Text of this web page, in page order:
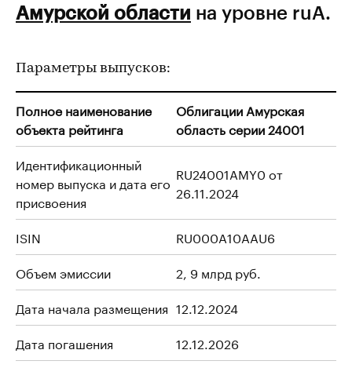
Амурской области на уровне ruA.
Параметры выпусков:
Полное наименование
объекта рейтинга
Облигации Амурская
область серии 24001
Идентификационный
номер выпуска и дата его
присвоения
RU24001AMY0 от
26.11.2024
ISIN
RU000A10AAU6
Объем эмиссии
2, 9 млрд руб.
Дата начала размещения 12.12.2024
Дата погашения
12.12.2026